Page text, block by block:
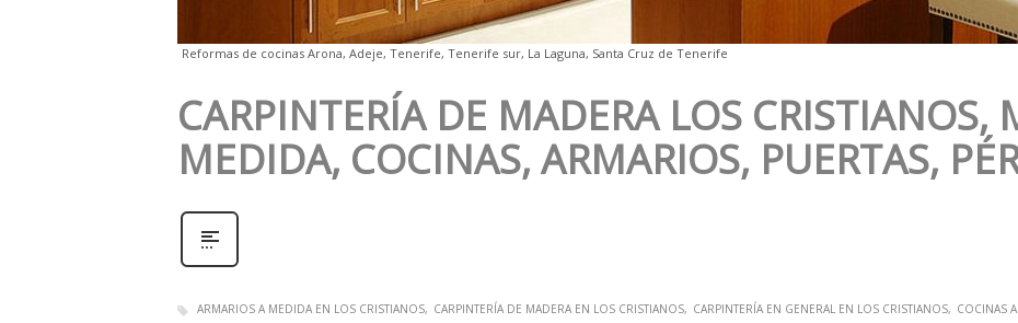
Reformas de cocinas Arona, Adeje, Tenerife, Tenerife sur, La Laguna, Santa Cruz de Tenerife
CARPINTERÍA DE MADERA LOS CRISTIANOS,
MEDIDA, COCINAS, ARMARIOS, PUERTAS,
ARMARIOS A MEDIDA EN LOS CRISTIANOS CARPINTERÍA DE MADERA EN LOS CRISTIANOS CARPINTERÍA EN GENERAL EN LOS CRISTIANOS COCINAS